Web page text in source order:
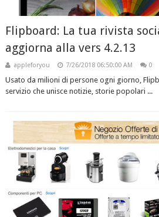
Flipboard: La tua rivista
aggiorna alla vers 4.2.13
appleforyou 7/26/2018 06:50:00 AM 0
Usato da milioni di persone ogni giorno,
servizio che unisce notizie, storie popolari ...